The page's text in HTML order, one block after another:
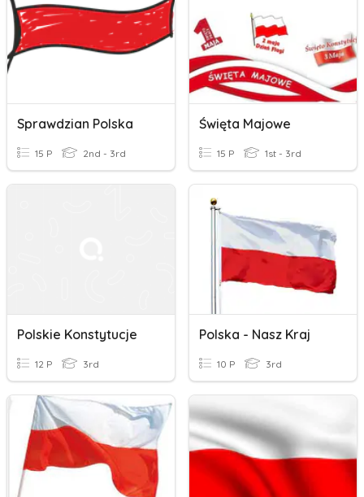
Sprawdzian Polska
15 P 2nd - 3rd
Święta Majowe
15 P 1st - 3rd
Polskie Konstytucje
12 P 3rd
Polska - Nasz Kraj
10 P 3rd